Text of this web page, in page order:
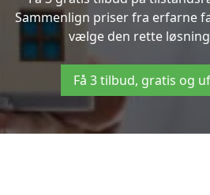
Sammenlign priser fra erfarne
vælge den rette
Få 3 tilbud, gratis og